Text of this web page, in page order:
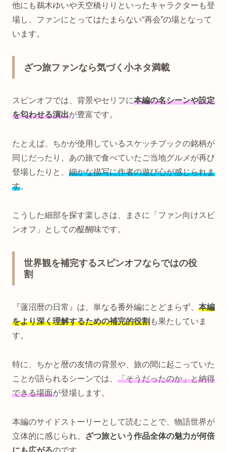
他にも鵜木ゆいや天空橋りりといったキャラクターも登
場し、ファンにとってはたまらない“再会”の場となって
います。
ざつ旅ファンなら気づく小ネタ満載
スピンオフでは、背景やセリフに本編の名シーンや設定
を匂わせる演出が豊富です。
たとえば、ちかが使用しているスケッチブックの銘柄が
同じだったり、あの旅で食べていたご当地グルメが再び
登場したりと、 細かな描写に作者の遊び心が感じられま
す。
こうした細部を探す楽しさは、まさに「ファン向けスピ
ンオフ」としての醍醐味です。
世界観を補完するスピンオフならではの役
割
『蓮沼暦の日常』は、単なる番外編にとどまらず、 本編
をより深く理解するための補完的役割も果たしていま
す。
特に、ちかと暦の友情の背景や、旅の間に起こっていた
ことが語られるシーンでは、 「そうだったのか」と納得
できる場面が登場します。
本編のサイドストーリーとして読むことで、物語世界が
立体的に感じられ、
ざつ旅という作品全体の魅力が何倍
にも広がるのです。